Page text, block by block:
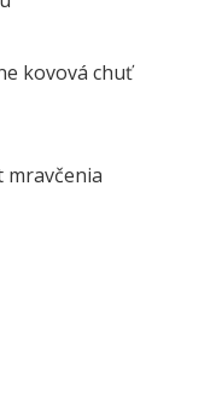
kovová chuť
mravčenia